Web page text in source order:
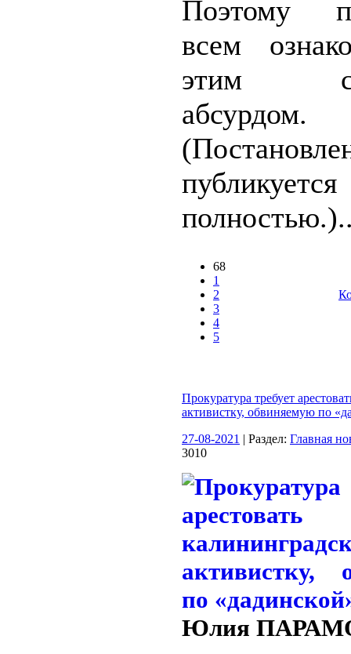
Поэтому
всем
этим
абсурдом.
публикуется
68
1
2
3
4
5
Прокуратура требует
активистку, обвиняемую по
27-08-2021 | Раздел: Главная
3010
Юлия